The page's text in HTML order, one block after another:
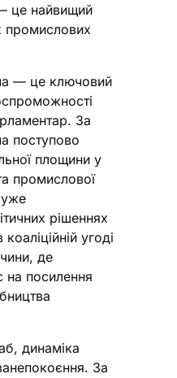
це найвищий
промислових
— це ключовий
За
поступово
площини у
промислової
уже
рішеннях
угоді
де
на посилення
динаміка
За